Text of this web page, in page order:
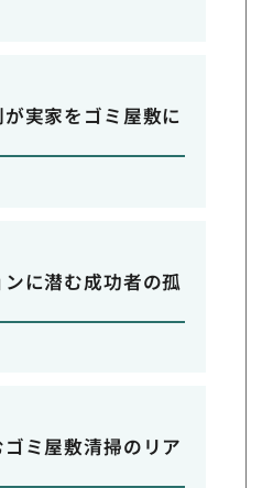
実家をゴミ屋敷に
に潜む成功者の孤
ミ屋敷清掃のリア